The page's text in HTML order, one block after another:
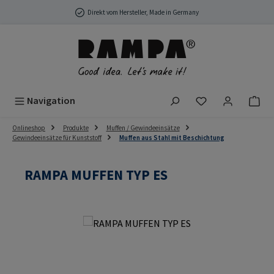
Zum Hauptinhalt springenDirekt vom Hersteller, Made in Germany
Navigation Du hast 0
Onlineshop Produkte
Muffen / Gewindeeinsätze
Gewindeeinsätze für Kunststoff
Muffen aus Stahl mit Beschichtung
RAMPA MUFFEN TYP ES
Bildergalerie überspringen